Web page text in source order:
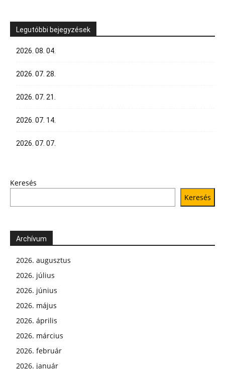
Legutóbbi bejegyzések
2026. 08. 04.
2026. 07. 28.
2026. 07. 21.
2026. 07. 14.
2026. 07. 07.
Keresés
Keresés
Archívum
2026. augusztus
2026. július
2026. június
2026. május
2026. április
2026. március
2026. február
2026. január